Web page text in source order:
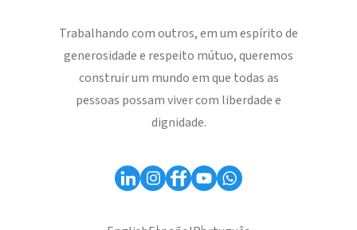
Trabalhando com outros, em um espírito de
generosidade e respeito mútuo, queremos
construir um mundo em que todas as
pessoas possam viver com liberdade e
dignidade.